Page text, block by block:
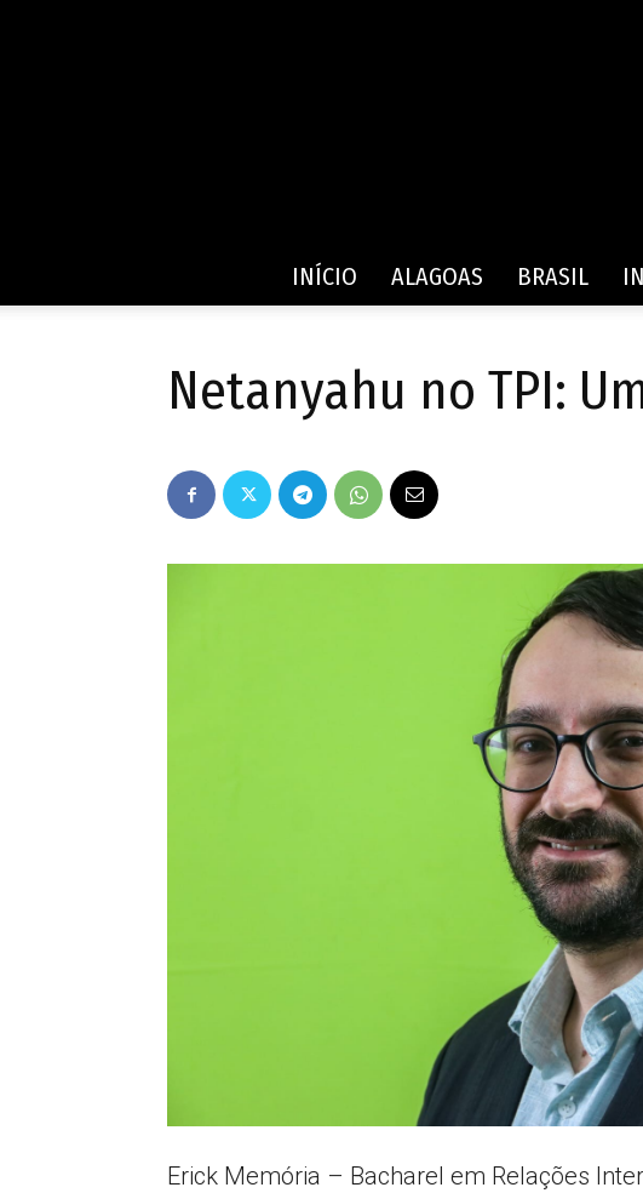
INÍCIO ALAGOAS BRASIL
Netanyahu no TPI:
Erick Memória – Bacharel em Relações